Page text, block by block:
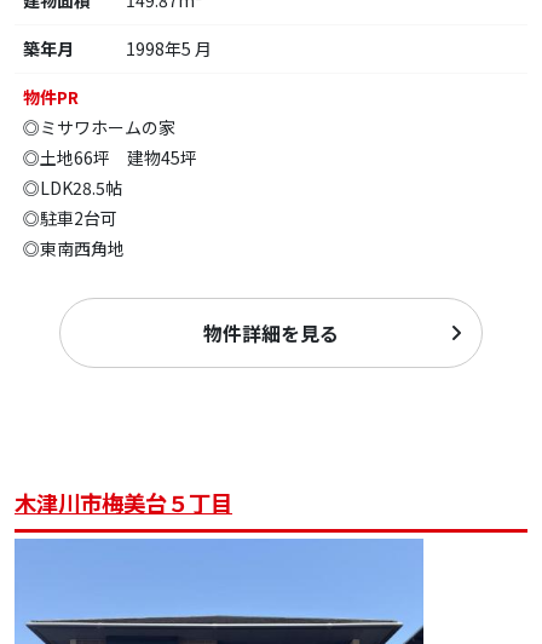
築年月
1998年5 月
物件PR
◎ミサワホームの家
◎土地66坪 建物45坪
◎LDK28.5帖
◎駐車2台可
◎東南西角地
物件詳細を見る
木津川市梅美台５丁目